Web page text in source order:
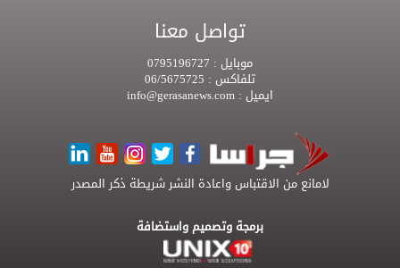
تواصل معنا
موبايل :
تلفاكس :
ايميل :
لامانع من الاقتباس واعادة النشر شريطة ذكر المصدر
برمجة وتصميم واستضافة